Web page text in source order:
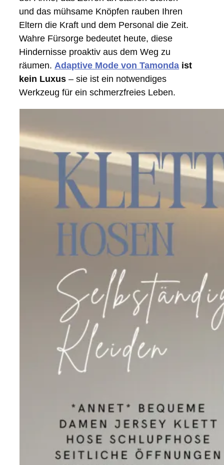
und das mühsame Knöpfen rauben Ihren
Eltern die Kraft und dem Personal die Zeit.
Wahre Fürsorge bedeutet heute, diese
Hindernisse proaktiv aus dem Weg zu
räumen. Adaptive Mode von Tamonda ist
kein Luxus – sie ist ein notwendiges
Werkzeug für ein schmerzfreies Leben.